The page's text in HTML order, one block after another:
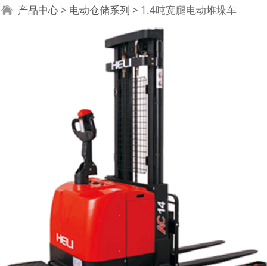
1.4吨宽腿电动堆垛车
产品中心 > 电动仓储系列 > 1.4吨宽腿电动堆垛车